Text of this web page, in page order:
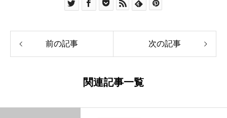
前の記事 次の記事
関連記事一覧